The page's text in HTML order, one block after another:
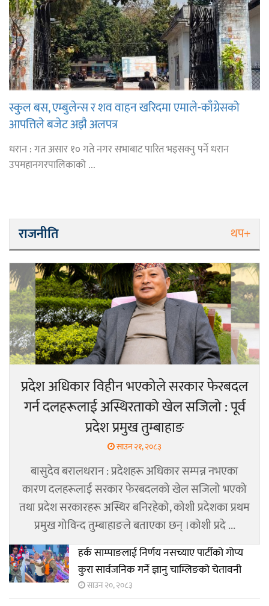
स्कुल बस, एम्बुलेन्स र शव वाहन खरिदमा एमाले-काँग्रेसको
आपत्तिले बजेट अझै अलपत्र
धरान : गत असार १० गते नगर सभाबाट पारित भइसक्नु पर्ने धरान
उपमहानगरपालिकाको ...
राजनीति थप+
प्रदेश अधिकार विहीन भएकोले सरकार फेरबदल
गर्न दलहरूलाई अस्थिरताको खेल सजिलो : पूर्व
प्रदेश प्रमुख तुम्बाहाङ
साउन २१, २०८३
बासुदेव बरालधरान : प्रदेशहरू अधिकार सम्पन्न नभएका
कारण दलहरूलाई सरकार फेरबदलको खेल सजिलो भएको
तथा प्रदेश सरकारहरू अस्थिर बनिरहेको, कोशी प्रदेशका प्रथम
प्रमुख गोविन्द तुम्बाहाङले बताएका छन् ।कोशी प्रदे ...
हर्क साम्पाङलाई निर्णय नसच्याए पार्टीको गोप्य
कुरा सार्वजनिक गर्ने ज्ञानु चाम्लिङको चेतावनी
साउन २०, २०८३